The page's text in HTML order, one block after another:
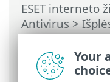
ESET interneto
Antivirus>
Apsaugos
apsauga
apsaugos
Your